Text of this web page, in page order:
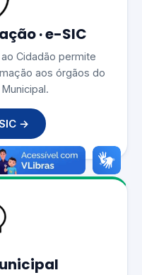
· e-SIC
Cidadão permite
aos órgãos do
→